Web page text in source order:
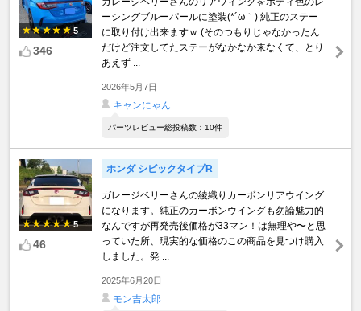
5
346
ーシングブルーパールに塗装(*´ω｀) 純正のステー
に取り付け出来ますｗ (そのつもりじゃなかったん
だけど注文してたステーがなかなか来なくて、とり
あえず ...
2026年5月7日
キャンにゃん
パーツレビュー総投稿数：10件
5
46
ホンダ シビックタイプR
ガレージベリーさんの綾織りカーボンリアウイング
になります。純正のカーボンウイングも勿論魅力的
なんですが再発売後価格が33マン！は無理や〜と思
っていた所、現実的な価格のこの商品を見つけ購入
しました。発 ...
2025年6月20日
モン吉太郎